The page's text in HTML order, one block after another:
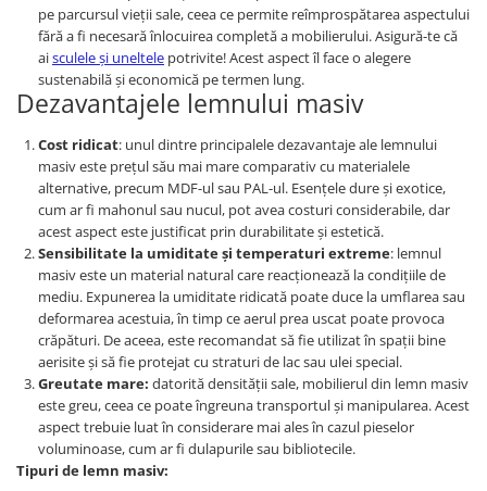
pe parcursul vieții sale, ceea ce permite reîmprospătarea aspectului
fără a fi necesară înlocuirea completă a mobilierului. Asigură-te că
aisculele și uneltele potrivite! Acest aspect îl face o alegere
sustenabilă și economică pe termen lung.
Dezavantajele lemnului masiv
Cost ridicat: unul dintre principalele dezavantaje ale lemnului
masiv este prețul său mai mare comparativ cu materialele
alternative, precum MDF-ul sau PAL-ul. Esențele dure și exotice,
cum ar fi mahonul sau nucul, pot avea costuri considerabile, dar
acest aspect este justificat prin durabilitate și estetică.
Sensibilitate la umiditate și temperaturi extreme: lemnul
masiv este un material natural care reacționează la condițiile de
mediu. Expunerea la umiditate ridicată poate duce la umflarea sau
deformarea acestuia, în timp ce aerul prea uscat poate provoca
crăpături. De aceea, este recomandat să fie utilizat în spații bine
aerisite și să fie protejat cu straturi de lac sau ulei special.
Greutate mare: datorită densității sale, mobilierul din lemn masiv
este greu, ceea ce poate îngreuna transportul și manipularea. Acest
aspect trebuie luat în considerare mai ales în cazul pieselor
voluminoase, cum ar fi dulapurile sau bibliotecile.
Tipuri de lemn masiv: